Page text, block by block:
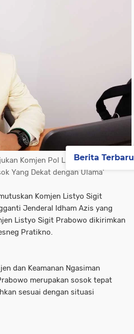
Komjen Pol Listyo Sigit
Yang Dekat dengan Ulama'
Komjen Listyo Sigit
Jenderal Idham Azis yang
Listyo Sigit Prabowo dikirimkan
Pratikno.
dan Keamanan Ngasiman
merupakan sosok tepat
sesuai dengan situasi
Berita Terbaru